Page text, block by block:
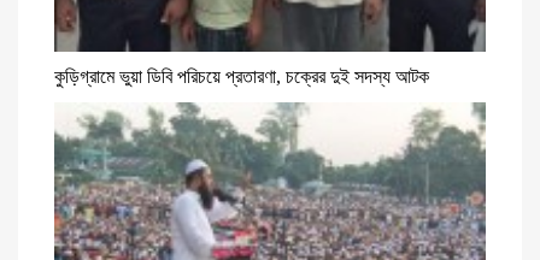
কুড়িগ্রামে ভুয়া ডিবি পরিচয়ে প্রতারণা, চক্রের দুই সদস্য আটক